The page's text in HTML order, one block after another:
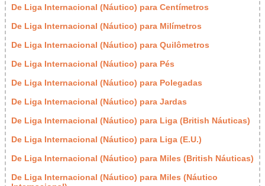
De Liga Internacional (Náutico) para Centímetros
De Liga Internacional (Náutico) para Milímetros
De Liga Internacional (Náutico) para Quilômetros
De Liga Internacional (Náutico) para Pés
De Liga Internacional (Náutico) para Polegadas
De Liga Internacional (Náutico) para Jardas
De Liga Internacional (Náutico) para Liga (British Náuticas)
De Liga Internacional (Náutico) para Liga (E.U.)
De Liga Internacional (Náutico) para Miles (British Náuticas)
De Liga Internacional (Náutico) para Miles (Náutico